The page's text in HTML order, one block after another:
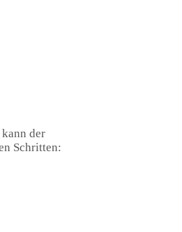
der
Schritten: